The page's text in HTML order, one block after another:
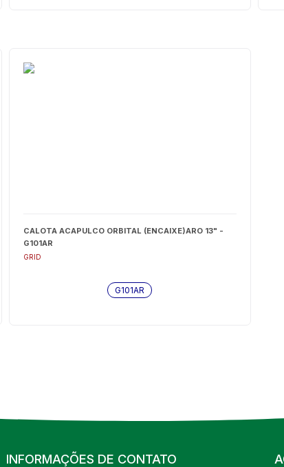
CALOTA ACAPULCO ORBITAL (ENCAIXE)ARO 13" -
G101AR
GRID
G101AR
INFORMAÇÕES DE CONTATO